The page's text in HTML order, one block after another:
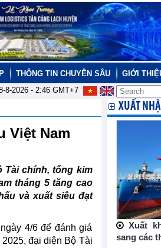
THÔNG TIN CHUYÊN SÂU
GIỚI
8-2026 - 2:46GMT+7
Việt Nam
Tài chính, tổng kim
tháng 5 tăng cao
và xuất siêu đạt
4/6 để đánh giá
đại diện Bộ Tài
XUẤT
Xuất
sang các